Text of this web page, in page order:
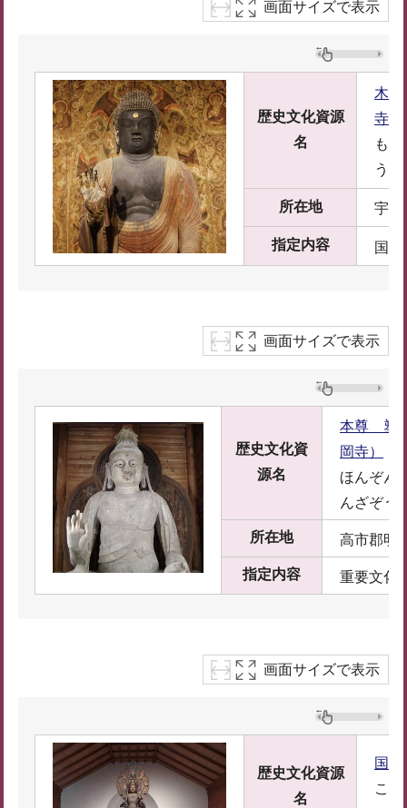
画面サイズで表示
歴史文化資源
名
木
寺）
も
う
所在地 宇陀
指定内容 国宝
画面サイズで表示
歴史文化資
源名
本尊 塑
岡寺）
ほんぞ
んざぞう
所在地 高市郡明
指定内容 重要文化
画面サイズで表示
歴史文化資源
名
国
こ